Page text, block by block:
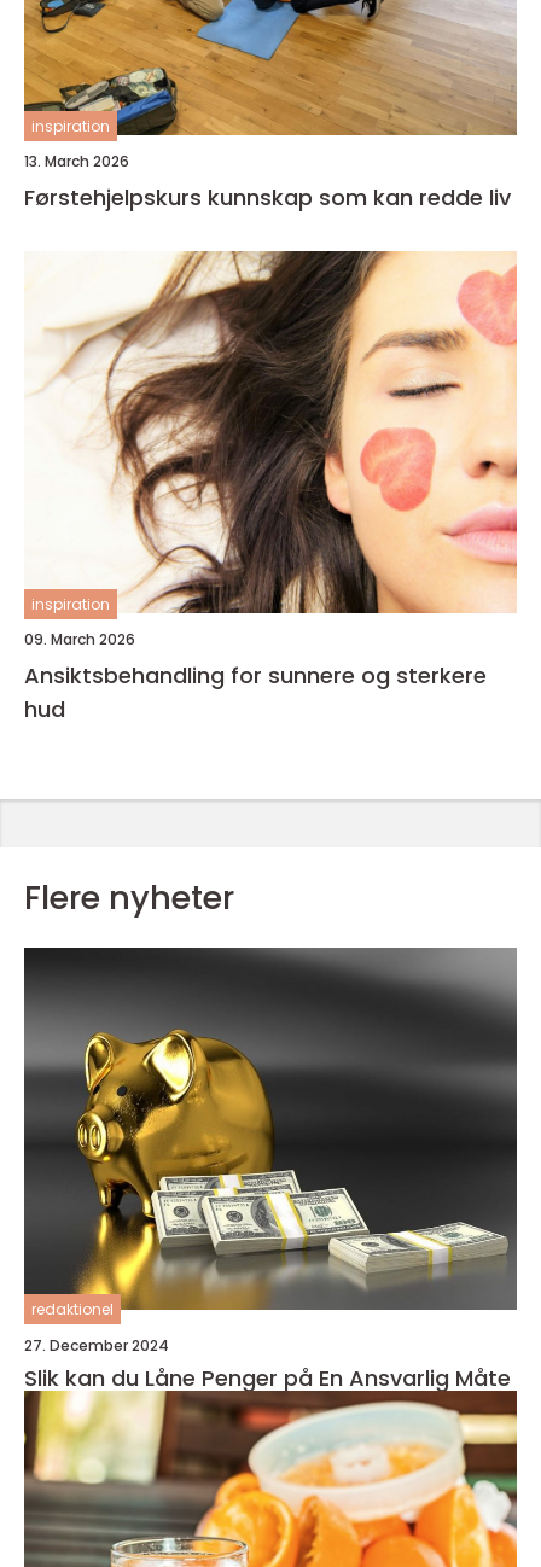
inspiration
13. March 2026
Førstehjelpskurs kunnskap som kan redde liv
inspiration
09. March 2026
Ansiktsbehandling for sunnere og sterkere
hud
Flere nyheter
redaktionel
27. December 2024
Slik kan du Låne Penger på En Ansvarlig Måte